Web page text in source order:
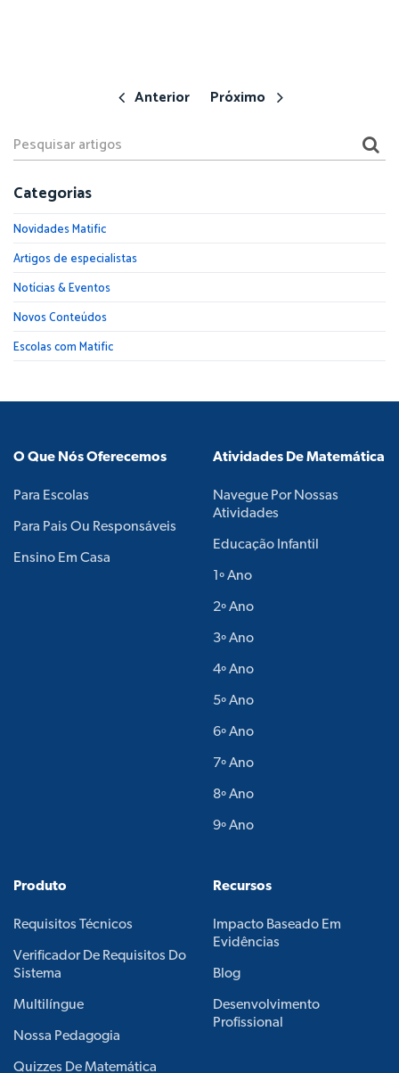
Anterior Próximo
Categorias
Novidades Matific
Artigos de especialistas
Notícias & Eventos
Novos Conteúdos
Escolas com Matific
O Que Nós Oferecemos
Para Escolas
Para Pais Ou Responsáveis
Ensino Em Casa
Atividades De Matemática
Navegue Por Nossas
Atividades
Educação Infantil
1º Ano
2º Ano
3º Ano
4º Ano
5º Ano
6º Ano
7º Ano
8º Ano
9º Ano
Produto
Requisitos Técnicos
Verificador De Requisitos Do
Sistema
Multilíngue
Nossa Pedagogia
Quizzes De Matemática
Recursos
Impacto Baseado Em
Evidências
Blog
Desenvolvimento
Profissional